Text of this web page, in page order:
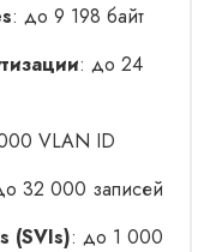
: до 9 198 байт
: до 24
VLAN ID
32 000 записей
(SVIs): до 1 000